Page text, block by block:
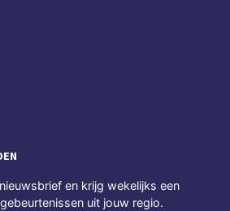
en krijg wekelijks een
uit jouw regio.